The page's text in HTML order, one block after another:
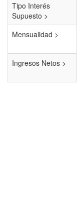
Tipo Interés
Supuesto >
Mensualidad >
Ingresos Netos >